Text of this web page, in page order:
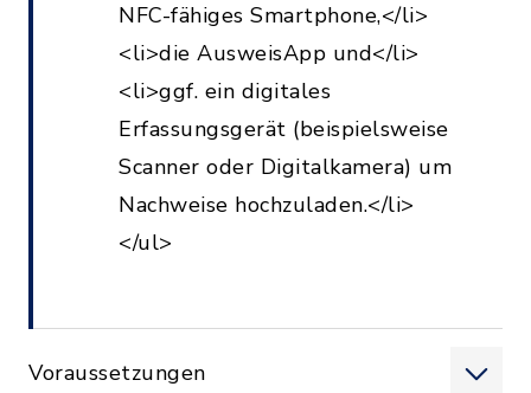
NFC-fähiges Smartphone,</li>
<li>die AusweisApp und</li>
<li>ggf. ein digitales
Erfassungsgerät (beispielsweise
Scanner oder Digitalkamera) um
Nachweise hochzuladen.</li>
</ul>
Voraussetzungen